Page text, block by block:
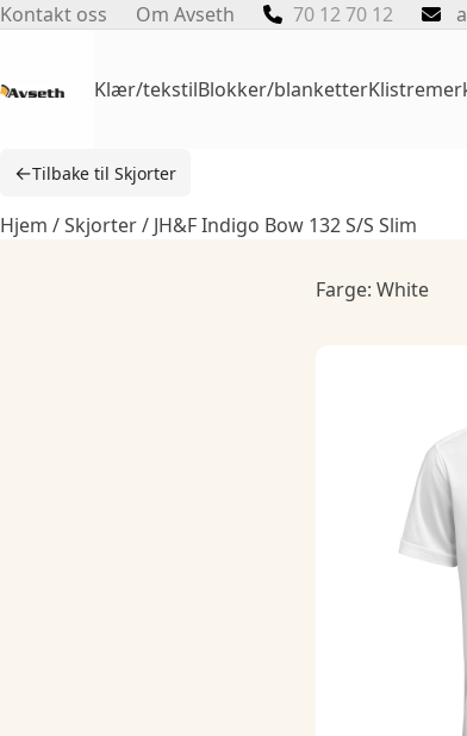
Skip
Kontakt oss Om Avseth 70 12 70 12
Klær/tekstilBlokker/blanketter
←Tilbake til Skjorter
Hjem /Skjorter/ JH&F Indigo Bow 132 S/S Slim
Farge: White